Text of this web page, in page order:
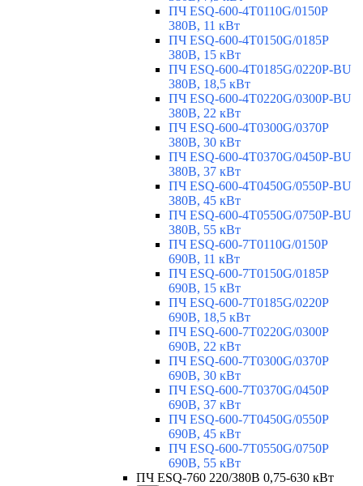
ПЧ ESQ-600-4T0110G/0150P
380В, 11 кВт
ПЧ ESQ-600-4T0150G/0185P
380В, 15 кВт
ПЧ ESQ-600-4T0185G/0220P-BU
380В, 18,5 кВт
ПЧ ESQ-600-4T0220G/0300P-BU
380В, 22 кВт
ПЧ ESQ-600-4T0300G/0370P
380В, 30 кВт
ПЧ ESQ-600-4T0370G/0450P-BU
380В, 37 кВт
ПЧ ESQ-600-4T0450G/0550P-BU
380В, 45 кВт
ПЧ ESQ-600-4T0550G/0750P-BU
380В, 55 кВт
ПЧ ESQ-600-7T0110G/0150P
690В, 11 кВт
ПЧ ESQ-600-7T0150G/0185P
690В, 15 кВт
ПЧ ESQ-600-7T0185G/0220P
690В, 18,5 кВт
ПЧ ESQ-600-7T0220G/0300P
690В, 22 кВт
ПЧ ESQ-600-7T0300G/0370P
690В, 30 кВт
ПЧ ESQ-600-7T0370G/0450P
690В, 37 кВт
ПЧ ESQ-600-7T0450G/0550P
690В, 45 кВт
ПЧ ESQ-600-7T0550G/0750P
690В, 55 кВт
ПЧ ESQ-760 220/380В 0,75-630 кВт